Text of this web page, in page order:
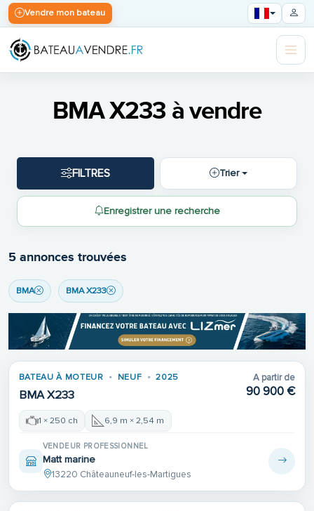
Vendre mon bateau
BMA X233 à vendre
FILTRES Trier
Enregistrer une recherche
5 annonces trouvées
BMA BMA X233
BATEAU À MOTEUR NEUF 2025
BMA X233
A partir de
90 900 €
1 × 250 ch 6,9 m × 2,54 m
VENDEUR PROFESSIONNEL
Matt marine
13220 Châteauneuf-les-Martigues